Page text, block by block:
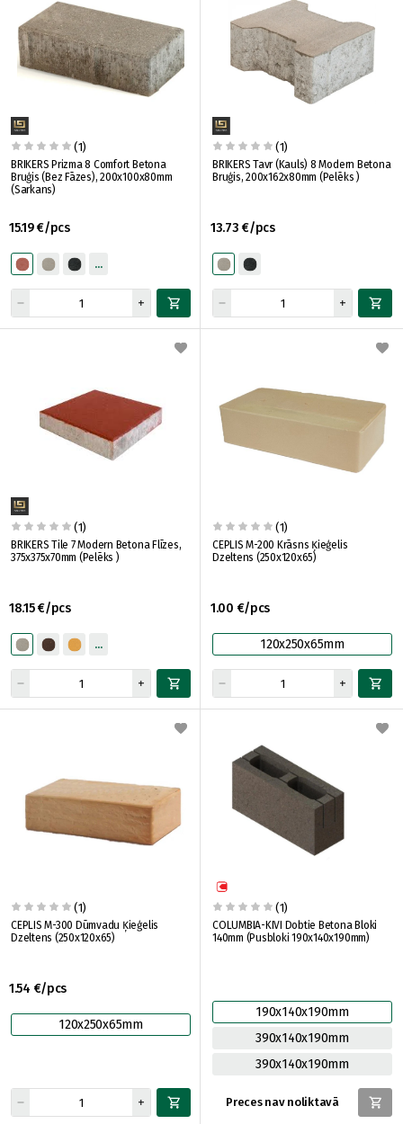
(1)
BRIKERS Prizma 8 Comfort Betona
Bruģis (Bez Fāzes), 200x100x80mm
(Sarkans)
15.19 €/pcs
(1)
BRIKERS Tavr (Kauls) 8 Modern Betona
Bruģis, 200x162x80mm (Pelēks )
13.73 €/pcs
(1)
BRIKERS Tile 7 Modern Betona Flīzes,
375x375x70mm (Pelēks )
18.15 €/pcs
(1)
CEPLIS M-200 Krāsns Ķieģelis
Dzeltens (250x120x65)
1.00 €/pcs
120x250x65mm
(1)
CEPLIS M-300 Dūmvadu Ķieģelis
Dzeltens (250x120x65)
1.54 €/pcs
120x250x65mm
(1)
COLUMBIA-KIVI Dobtie Betona Bloki
140mm (Pusbloki 190x140x190mm)
190x140x190mm
390x140x190mm
390x140x190mm
Preces nav noliktavā